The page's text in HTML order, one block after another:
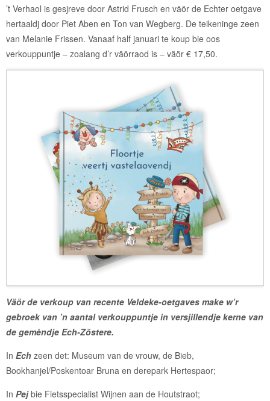
’t Verhaol is gesjreve door Astrid Frusch en väör de Echter oetgave
hertaaldj door Piet Aben en Ton van Wegberg. De teikeninge zeen
van Melanie Frissen. Vanaaf half januari te koup bie oos
verkouppuntje – zoalang d’r väörraod is – väör € 17,50.
Väör de verkoup van recente Veldeke-oetgaves make w’r
gebroek van ’n aantal verkouppuntje in versjillendje kerne van
de gemèndje Ech-Zöstere.
In Ech zeen det: Museum van de vrouw, de Bieb,
Bookhanjel/Poskentoar Bruna en derepark Hertespaor;
In Pejbie Fietsspecialist Wijnen aan de Houtstraot;